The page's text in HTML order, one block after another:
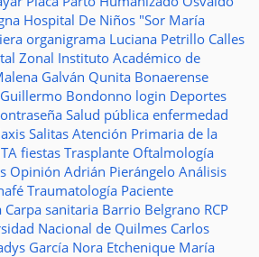
Hospital De Niños "Sor María
organigrama Luciana Petrillo Calles
Zonal Instituto Académico de
Galván Qunita Bonaerense
Guillermo Bondonno login Deportes
Salud pública enfermedad
Salitas Atención Primaria de la
fiestas Trasplante Oftalmología
Opinión Adrián Pierángelo Análisis
Traumatología Paciente
Carpa sanitaria Barrio Belgrano RCP
Nacional de Quilmes Carlos
García Nora Etchenique María